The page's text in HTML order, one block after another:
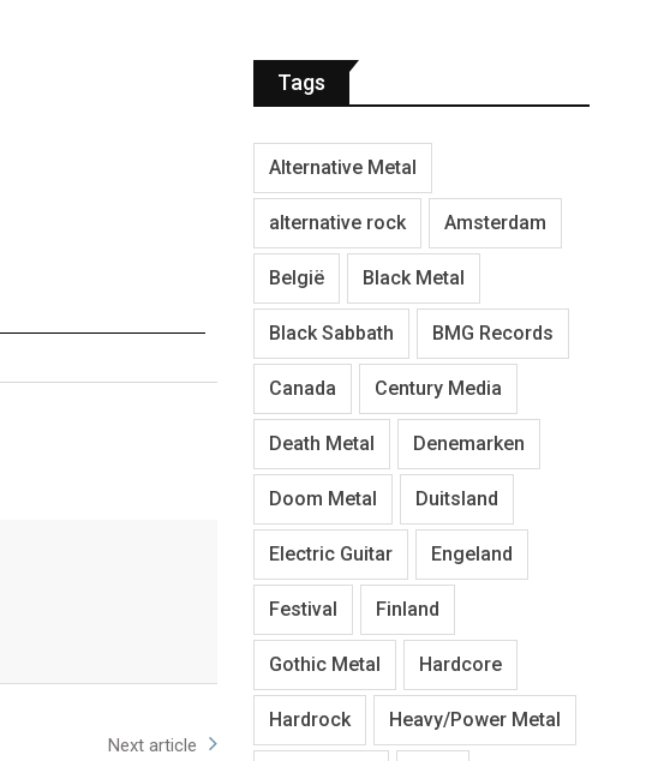
Next article
Tags
Alternative Metal
alternative rock Amsterdam
België Black Metal
Black Sabbath BMG Records
Canada Century Media
Death Metal Denemarken
Doom Metal Duitsland
Electric Guitar Engeland
Festival Finland
Gothic Metal Hardcore
Hardrock Heavy/Power Metal